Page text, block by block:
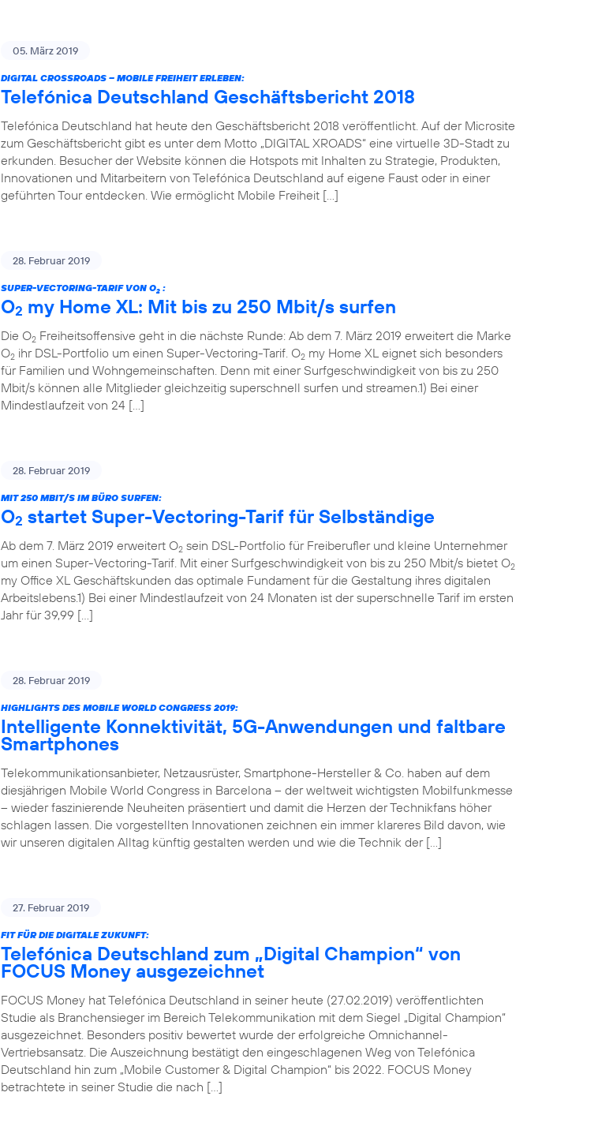
05. März 2019
DIGITAL CROSSROADS – MOBILE FREIHEIT ERLEBEN:
Telefónica Deutschland Geschäftsbericht 2018
Telefónica Deutschland hat heute den Geschäftsbericht 2018 veröffentlicht. Auf der Microsite
zum Geschäftsbericht gibt es unter dem Motto „DIGITAL XROADS“ eine virtuelle 3D-Stadt zu
erkunden. Besucher der Website können die Hotspots mit Inhalten zu Strategie, Produkten,
Innovationen und Mitarbeitern von Telefónica Deutschland auf eigene Faust oder in einer
geführten Tour entdecken. Wie ermöglicht Mobile Freiheit […]
28. Februar 2019
SUPER-VECTORING-TARIF VON O2 :
O2 my Home XL: Mit bis zu 250 Mbit/s surfen
Die O2 Freiheitsoffensive geht in die nächste Runde: Ab dem 7. März 2019 erweitert die Marke
O2 ihr DSL-Portfolio um einen Super-Vectoring-Tarif. O2 my Home XL eignet sich besonders
für Familien und Wohngemeinschaften. Denn mit einer Surfgeschwindigkeit von bis zu 250
Mbit/s können alle Mitglieder gleichzeitig superschnell surfen und streamen.1) Bei einer
Mindestlaufzeit von 24 […]
28. Februar 2019
MIT 250 MBIT/S IM BÜRO SURFEN:
O2 startet Super-Vectoring-Tarif für Selbständige
Ab dem 7. März 2019 erweitert O2 sein DSL-Portfolio für Freiberufler und kleine Unternehmer
um einen Super-Vectoring-Tarif. Mit einer Surfgeschwindigkeit von bis zu 250 Mbit/s bietet O2
my Office XL Geschäftskunden das optimale Fundament für die Gestaltung ihres digitalen
Arbeitslebens.1) Bei einer Mindestlaufzeit von 24 Monaten ist der superschnelle Tarif im ersten
Jahr für 39,99 […]
28. Februar 2019
HIGHLIGHTS DES MOBILE WORLD CONGRESS 2019:
Intelligente Konnektivität, 5G-Anwendungen und faltbare
Smartphones
Telekommunikationsanbieter, Netzausrüster, Smartphone-Hersteller & Co. haben auf dem
diesjährigen Mobile World Congress in Barcelona – der weltweit wichtigsten Mobilfunkmesse
– wieder faszinierende Neuheiten präsentiert und damit die Herzen der Technikfans höher
schlagen lassen. Die vorgestellten Innovationen zeichnen ein immer klareres Bild davon, wie
wir unseren digitalen Alltag künftig gestalten werden und wie die Technik der […]
27. Februar 2019
FIT FÜR DIE DIGITALE ZUKUNFT:
Telefónica Deutschland zum „Digital Champion“ von
FOCUS Money ausgezeichnet
FOCUS Money hat Telefónica Deutschland in seiner heute (27.02.2019) veröffentlichten
Studie als Branchensieger im Bereich Telekommunikation mit dem Siegel „Digital Champion“
ausgezeichnet. Besonders positiv bewertet wurde der erfolgreiche Omnichannel-
Vertriebsansatz. Die Auszeichnung bestätigt den eingeschlagenen Weg von Telefónica
Deutschland hin zum „Mobile Customer & Digital Champion“ bis 2022. FOCUS Money
betrachtete in seiner Studie die nach […]